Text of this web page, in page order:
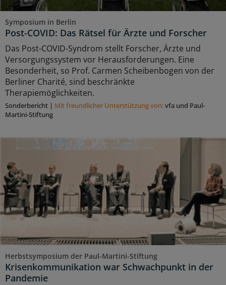
Symposium in Berlin
Post-COVID: Das Rätsel für Ärzte und Forscher
Das Post-COVID-Syndrom stellt Forscher, Ärzte und
Versorgungssystem vor Herausforderungen. Eine
Besonderheit, so Prof. Carmen Scheibenbogen von der
Berliner Charité, sind beschränkte
Therapiemöglichkeiten.
Sonderbericht | Mit freundlicher Unterstützung von:vfa und Paul-
Martini-Stiftung
Herbstsymposium der Paul-Martini-Stiftung
Krisenkommunikation war Schwachpunkt in der
Pandemie